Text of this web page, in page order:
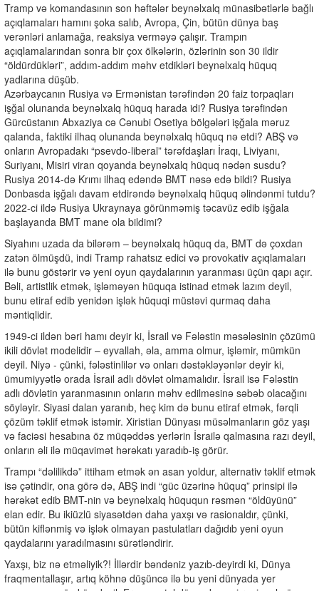
Tramp və komandasının son həftələr beynəlxalq münasibətlərlə bağlı
açıqlamaları hamını şoka salıb, Avropa, Çin, bütün dünya baş
verənləri anlamağa, reaksiya verməyə çalışır. Trampın
açıqlamalarından sonra bir çox ölkələrin, özlərinin son 30 ildir
“öldürdükləri”, addım-addım məhv etdikləri beynəlxalq hüquq
yadlarına düşüb.
Azərbaycanın Rusiya və Ermənistan tərəfindən 20 faiz torpaqları
işğal olunanda beynəlxalq hüquq harada idi? Rusiya tərəfindən
Gürcüstanın Abxaziya cə Cənubi Osetiya bölgələri işğala məruz
qalanda, faktiki ilhaq olunanda beynəlxalq hüquq nə etdi? ABŞ və
onların Avropadakı “psevdo-liberal” tərəfdaşları İraqı, Liviyanı,
Suriyanı, Misiri viran qoyanda beynəlxalq hüquq nədən susdu?
Rusiya 2014-də Krımı ilhaq edəndə BMT nəsə edə bildi? Rusiya
Donbasda işğalı davam etdirəndə beynəlxalq hüquq əlindənmi tutdu?
2022-ci ildə Rusiya Ukraynaya görünməmiş təcavüz edib işğala
başlayanda BMT mane ola bildimi?
Siyahını uzada da bilərəm – beynəlxalq hüquq da, BMT də çoxdan
zatən ölmüşdü, indi Tramp rahatsız edici və provokativ açıqlamaları
ilə bunu göstərir və yeni oyun qaydalarının yaranması üçün qapı açır.
Bəli, artistlik etmək, işləməyən hüquqa istinad etmək lazım deyil,
bunu etiraf edib yenidən işlək hüquqi müstəvi qurmaq daha
məntiqlidir.
1949-ci ildən bəri hamı deyir ki, İsrail və Fələstin məsələsinin çözümü
ikili dövlət modelidir – eyvallah, əla, amma olmur, işləmir, mümkün
deyil. Niyə - çünki, fələstinlilər və onları dəstəkləyənlər deyir ki,
ümumiyyətlə orada İsrail adlı dövlət olmamalıdır. İsrail isə Fələstin
adlı dövlətin yaranmasının onların məhv edilməsinə səbəb olacağını
söyləyir. Siyasi dalan yaranıb, heç kim də bunu etiraf etmək, fərqli
çözüm təklif etmək istəmir. Xiristian Dünyası müsəlmanların göz yaşı
və faciəsi hesabına öz müqəddəs yerlərin İsrailə qalmasına razı deyil,
onların əli ilə müqavimət hərəkatı yaradıb-iş görür.
Trampı “dəlilikdə” ittiham etmək ən asan yoldur, alternativ təklif etmək
isə çətindir, ona görə də, ABŞ indi “güc üzərinə hüquq” prinsipi ilə
hərəkət edib BMT-nin və beynəlxalq hüququn rəsmən “öldüyünü”
elan edir. Bu ikiüzlü siyasətdən daha yaxşı və rasionaldır, çünki,
bütün kiflənmiş və işlək olmayan pastulatları dağıdıb yeni oyun
qaydalarını yaradılmasını sürətləndirir.
Yaxşı, biz nə etməliyik?! İllərdir bəndəniz yazıb-deyirdi ki, Dünya
fraqmentallaşır, artıq köhnə düşüncə ilə bu yeni dünyada yer